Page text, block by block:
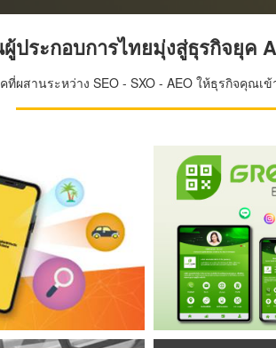
ประกอบการไทยมุ่งสู่ธุรกิจยุค
ผสานระหว่าง SEO - SXO - AEO ให้ธุรกิจคุณ